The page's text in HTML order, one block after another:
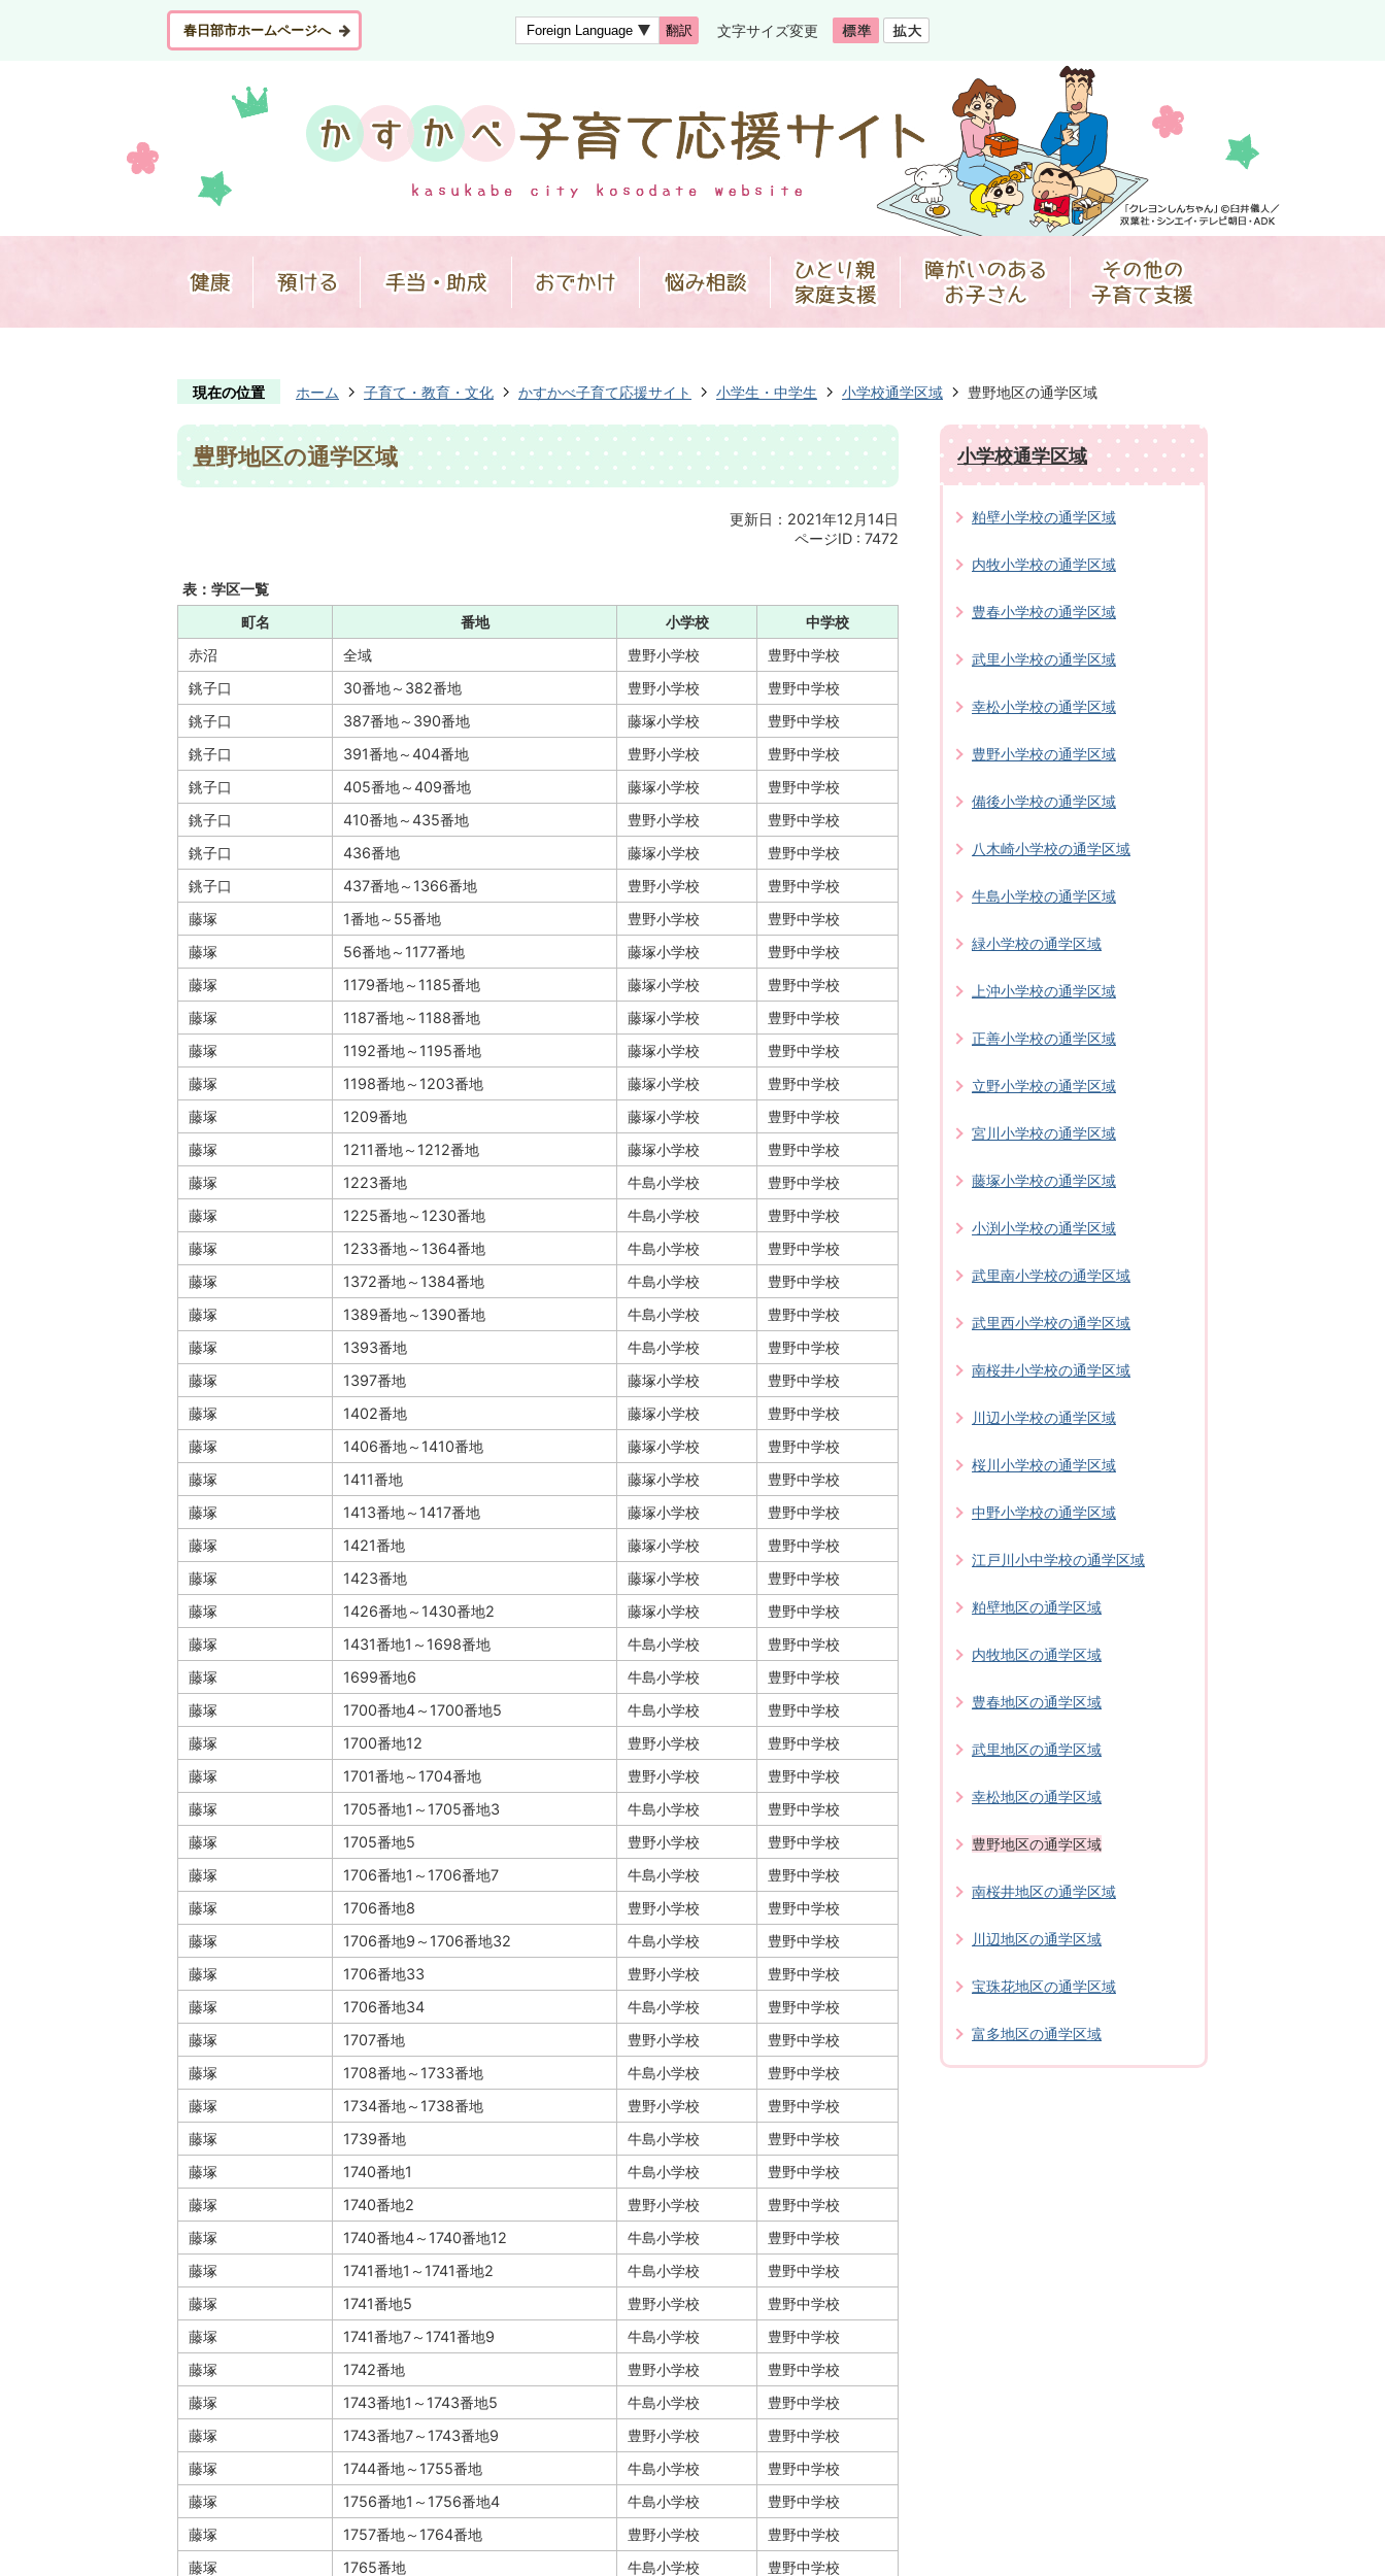
春日部市ホームページへ 翻訳 文字サイズ変更
現在の位置 ホーム 子育て・教育・文化 かすかべ子育て応援サイト 小学生・中学生 小学校通学区域 豊野地区の通学区域
豊野地区の通学区域
更新日：2021年12月14日
ページID : 7472
表：学区一覧
町名
番地 小学校
中学校
赤沼
全域 豊野小学校
豊野中学校
銚子口
30番地～382番地 豊野小学校
豊野中学校
銚子口
387番地～390番地 藤塚小学校
豊野中学校
銚子口
391番地～404番地 豊野小学校
豊野中学校
銚子口
405番地～409番地 藤塚小学校
豊野中学校
銚子口
410番地～435番地 豊野小学校
豊野中学校
銚子口
436番地 藤塚小学校
豊野中学校
銚子口
437番地～1366番地 豊野小学校
豊野中学校
藤塚
1番地～55番地 豊野小学校
豊野中学校
藤塚
56番地～1177番地 藤塚小学校
豊野中学校
藤塚
1179番地～1185番地 藤塚小学校
豊野中学校
藤塚
1187番地～1188番地 藤塚小学校
豊野中学校
藤塚
1192番地～1195番地 藤塚小学校
豊野中学校
藤塚
1198番地～1203番地 藤塚小学校
豊野中学校
藤塚
1209番地 藤塚小学校
豊野中学校
藤塚
1211番地～1212番地 藤塚小学校
豊野中学校
藤塚
1223番地 牛島小学校
豊野中学校
藤塚
1225番地～1230番地 牛島小学校
豊野中学校
藤塚
1233番地～1364番地 牛島小学校
豊野中学校
藤塚
1372番地～1384番地 牛島小学校
豊野中学校
藤塚
1389番地～1390番地 牛島小学校
豊野中学校
藤塚
1393番地 牛島小学校
豊野中学校
藤塚
1397番地 藤塚小学校
豊野中学校
藤塚
1402番地 藤塚小学校
豊野中学校
藤塚
1406番地～1410番地 藤塚小学校
豊野中学校
藤塚
1411番地 藤塚小学校
豊野中学校
藤塚
1413番地～1417番地 藤塚小学校
豊野中学校
藤塚
1421番地 藤塚小学校
豊野中学校
藤塚
1423番地 藤塚小学校
豊野中学校
藤塚
1426番地～1430番地2 藤塚小学校
豊野中学校
藤塚
1431番地1～1698番地 牛島小学校
豊野中学校
藤塚
1699番地6 牛島小学校
豊野中学校
藤塚
1700番地4～1700番地5 牛島小学校
豊野中学校
藤塚
1700番地12 豊野小学校
豊野中学校
藤塚
1701番地～1704番地 豊野小学校
豊野中学校
藤塚
1705番地1～1705番地3 牛島小学校
豊野中学校
藤塚
1705番地5 豊野小学校
豊野中学校
藤塚
1706番地1～1706番地7 牛島小学校
豊野中学校
藤塚
1706番地8 豊野小学校
豊野中学校
藤塚
1706番地9～1706番地32 牛島小学校
豊野中学校
藤塚
1706番地33 豊野小学校
豊野中学校
藤塚
1706番地34 牛島小学校
豊野中学校
藤塚
1707番地 豊野小学校
豊野中学校
藤塚
1708番地～1733番地 牛島小学校
豊野中学校
藤塚
1734番地～1738番地 豊野小学校
豊野中学校
藤塚
1739番地 牛島小学校
豊野中学校
藤塚
1740番地1 牛島小学校
豊野中学校
藤塚
1740番地2 豊野小学校
豊野中学校
藤塚
1740番地4～1740番地12 牛島小学校
豊野中学校
藤塚
1741番地1～1741番地2 牛島小学校
豊野中学校
藤塚
1741番地5 豊野小学校
豊野中学校
藤塚
1741番地7～1741番地9 牛島小学校
豊野中学校
藤塚
1742番地 豊野小学校
豊野中学校
藤塚
1743番地1～1743番地5 牛島小学校
豊野中学校
藤塚
1743番地7～1743番地9 豊野小学校
豊野中学校
藤塚
1744番地～1755番地 牛島小学校
豊野中学校
藤塚
1756番地1～1756番地4 牛島小学校
豊野中学校
藤塚
1757番地～1764番地 豊野小学校
豊野中学校
藤塚
1765番地 牛島小学校
豊野中学校
小学校通学区域
粕壁小学校の通学区域
内牧小学校の通学区域
豊春小学校の通学区域
武里小学校の通学区域
幸松小学校の通学区域
豊野小学校の通学区域
備後小学校の通学区域
八木崎小学校の通学区域
牛島小学校の通学区域
緑小学校の通学区域
上沖小学校の通学区域
正善小学校の通学区域
立野小学校の通学区域
宮川小学校の通学区域
藤塚小学校の通学区域
小渕小学校の通学区域
武里南小学校の通学区域
武里西小学校の通学区域
南桜井小学校の通学区域
川辺小学校の通学区域
桜川小学校の通学区域
中野小学校の通学区域
江戸川小中学校の通学区域
粕壁地区の通学区域
内牧地区の通学区域
豊春地区の通学区域
武里地区の通学区域
幸松地区の通学区域
豊野地区の通学区域
南桜井地区の通学区域
川辺地区の通学区域
宝珠花地区の通学区域
富多地区の通学区域